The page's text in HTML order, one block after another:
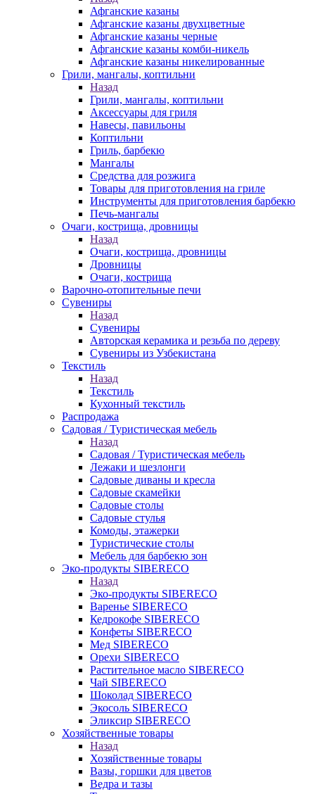
Афганские казаны
Афганские казаны двухцветные
Афганские казаны черные
Афганские казаны комби-никель
Афганские казаны никелированные
Грили, мангалы, коптильни
Назад
Грили, мангалы, коптильни
Аксессуары для гриля
Навесы, павильоны
Коптильни
Гриль, барбекю
Мангалы
Средства для розжига
Товары для приготовления на гриле
Инструменты для приготовления барбекю
Печь-мангалы
Очаги, кострища, дровницы
Назад
Очаги, кострища, дровницы
Дровницы
Очаги, кострища
Варочно-отопительные печи
Сувениры
Назад
Сувениры
Авторская керамика и резьба по дереву
Сувениры из Узбекистана
Текстиль
Назад
Текстиль
Кухонный текстиль
Распродажа
Садовая / Туристическая мебель
Назад
Садовая / Туристическая мебель
Лежаки и шезлонги
Садовые диваны и кресла
Садовые скамейки
Садовые столы
Садовые стулья
Комоды, этажерки
Туристические столы
Мебель для барбекю зон
Эко-продукты SIBERECO
Назад
Эко-продукты SIBERECO
Варенье SIBERECO
Кедрокофе SIBERECO
Конфеты SIBERECO
Мед SIBERECO
Орехи SIBERECO
Растительное масло SIBERECO
Чай SIBERECO
Шоколад SIBERECO
Экосоль SIBERECO
Эликсир SIBERECO
Хозяйственные товары
Назад
Хозяйственные товары
Вазы, горшки для цветов
Ведра и тазы